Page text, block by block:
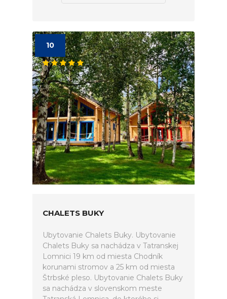
10
CHALETS BUKY
Ubytovanie Chalets Buky. Ubytovanie
Chalets Buky sa nachádza v Tatranskej
Lomnici 19 km od miesta Chodník
korunami stromov a 25 km od miesta
Štrbské pleso. Ubytovanie Chalets Buky
sa nachádza v slovenskom meste